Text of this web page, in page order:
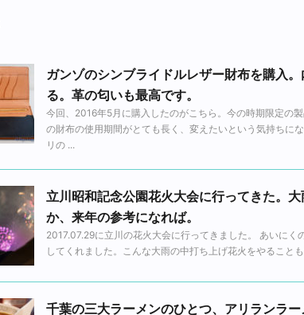
ガンゾのシンブライドルレザー財布を購入
る。革の匂いも最高です。
今回、2016年5月に購入したのがこちら。今の時期限定の
の財布の使用期間がとても長く、変えたいという気持ちに
リの ...
立川昭和記念公園花火大会に行ってきた。
か、来年の参考になれば。
2017.07.29に立川の花火大会に行ってきました。 あいに
してくれました。こんな大雨の中打ち上げ花火をやること
千葉の三大ラーメンのひとつ、アリランラ